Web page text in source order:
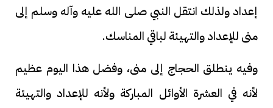
إعداد ولذلك انتقل النبي صلى الله عليه وآله وسلم إلى
منى للإعداد والتهيئة لباقي المناسك.
وفيه ينطلق الحجاج إلى منى، وفضل هذا اليوم عظيم
لأنه في العشرة الأوائل المباركة ولأنه للإعداد والتهيئة